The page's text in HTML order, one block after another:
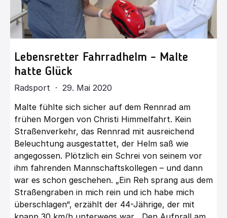
Lebensretter Fahrradhelm – Malte
hatte Glück
Radsport · 29. Mai 2020
Malte fühlte sich sicher auf dem Rennrad am
frühen Morgen von Christi Himmelfahrt. Kein
Straßenverkehr, das Rennrad mit ausreichend
Beleuchtung ausgestattet, der Helm saß wie
angegossen. Plötzlich ein Schrei von seinem vor
ihm fahrenden Mannschaftskollegen – und dann
war es schon geschehen. „Ein Reh sprang aus dem
Straßengraben in mich rein und ich habe mich
überschlagen“, erzählt der 44-Jährige, der mit